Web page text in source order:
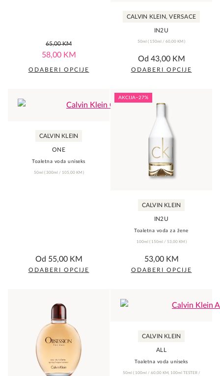
product
page
on
the
product
page
0,0
rating
65,00KM
58,00 KM
ODABERI OPCIJE
has
CALVIN KLEIN, VERSACE
IN2U
50ml ( 150ml / 60,00 KM
0,0
rating
Od 43,00 KM
ODABERI OPCIJE
has
multiple
variants.
options
may
be
on
the
product
page
CALVIN KLEIN
ONE
Toaletna voda uniseks
50ml ( 300ml / 105,00 KM
0,0
rating
Od 55,00 KM
ODABERI OPCIJE
has
multiple
variants.
The
options
may
AKCIJA−27%
CALVIN KLEIN
IN2U
Toaletna voda za žene
100ml ( 150ml / 53,00 KM
5,0
rating
53,00 KM
ODABERI OPCIJE
has
CALVIN KLEIN
ALL
Toaletna voda uniseks
50ml ( 100ml / 60,00 KM, 100ml TESTER /